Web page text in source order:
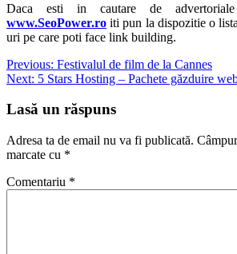
Daca esti in cautare de
www.SeoPower.ro iti pun la dispozitie o
uri pe care poti face link building.
Navigare
în
articole
Previous: Festivalul de film de la Cannes
Next: 5 Stars Hosting – Pachete găzduire
Lasă un răspuns
Adresa ta de email nu va fi publicată.
marcate cu *
Comentariu *